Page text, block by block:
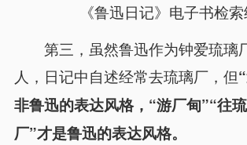
《鲁迅日记》电子书检
第三，虽然鲁迅作为钟爱琉璃
人，日记中自述经常去琉璃厂，但
非鲁迅的表达风格， “游厂甸”“往
厂”才是鲁迅的表达风格。